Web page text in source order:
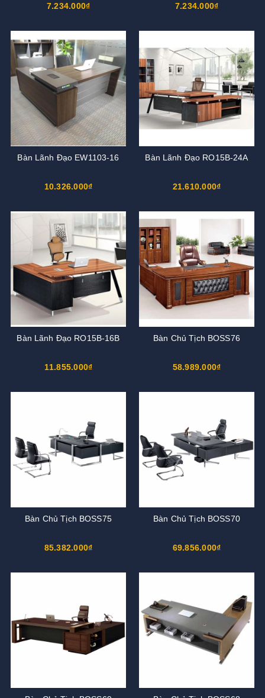
7.234.000₫ 7.234.000₫
Bàn Lãnh Đạo EW1103-16
10.326.000₫
Bàn Lãnh Đạo RO15B-24A
21.610.000₫
Bàn Lãnh Đạo RO15B-16B
11.855.000₫
Bàn Chủ Tịch BOSS76
58.989.000₫
Bàn Chủ Tịch BOSS75
85.382.000₫
Bàn Chủ Tịch BOSS70
69.856.000₫